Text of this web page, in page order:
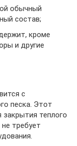
обычный
состав;
кроме
и другие
с
песка. Этот
теплого
требует